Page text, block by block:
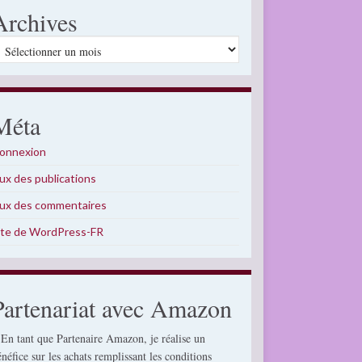
des publications
des commentaires
de WordPress-FR
avec Amazon
tant que Partenaire Amazon, je réalise un
sur les achats remplissant les conditions